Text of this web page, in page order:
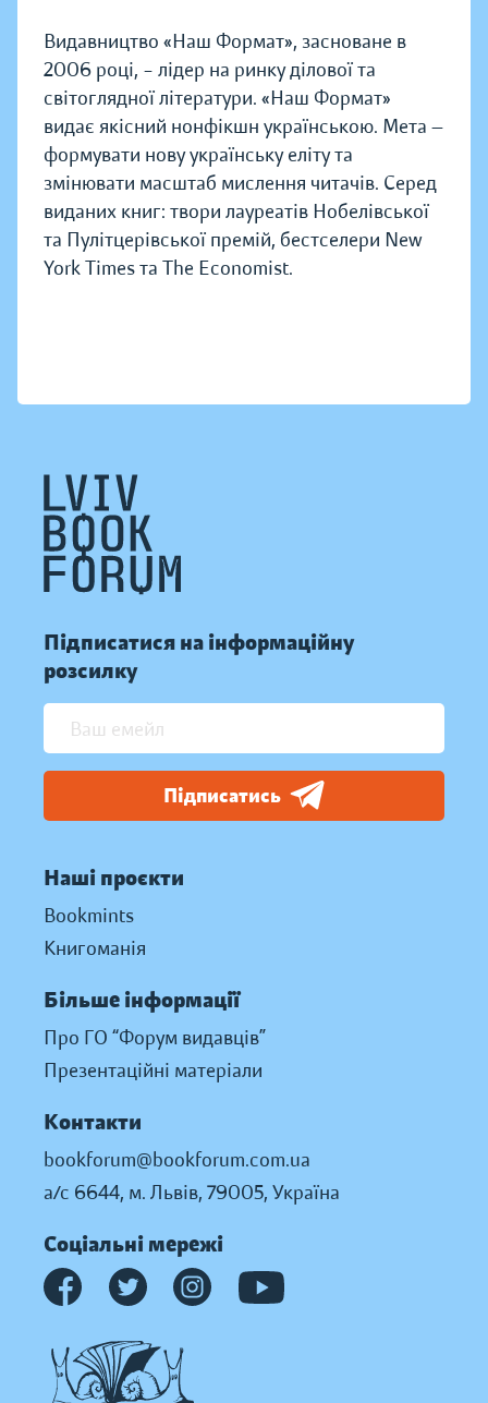
Видавництво «Наш Формат», засноване в
2006 році, – лідер на ринку ділової та
світоглядної літератури. «Наш Формат»
видає якісний нонфікшн українською. Мета —
формувати нову українську еліту та
змінювати масштаб мислення читачів. Серед
виданих книг: твори лауреатів Нобелівської
та Пулітцерівської премій, бестселери New
York Times та The Economist.
Підписатися на інформаційну
розсилку
Підписатись
Наші проєкти
Bookmints
Книгоманія
Більше інформації
Про ГО “Форум видавців”
Презентаційні матеріали
Контакти
bookforum@bookforum.com.ua
а/с 6644, м. Львів, 79005, Україна
Соціальні мережі